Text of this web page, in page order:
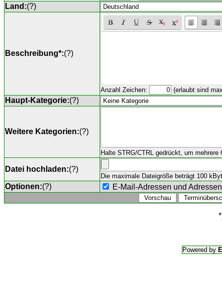
Land:(?)
Beschreibung*:(?)
Anzahl Zeichen: (erlaubt sind
Haupt-Kategorie:(?)
Weitere Kategorien:(?)
Halte STRG/CTRL gedrückt, um mehrere
Datei hochladen:(?)
Die maximale Dateigröße beträgt 100
Optionen:(?) E-Mail-Adressen und
Powered by